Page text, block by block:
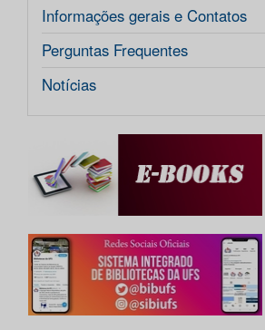
Informações gerais e Contatos
Perguntas Frequentes
Notícias